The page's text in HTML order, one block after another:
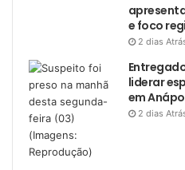
e foco
2 dias
liderar
em
2 dias